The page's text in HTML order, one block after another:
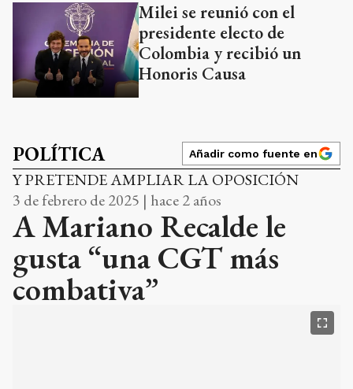
Milei se reunió con el
presidente electo de
Colombia y recibió un
Honoris Causa
POLÍTICA Añadir como fuente en
Y PRETENDE AMPLIAR LA OPOSICIÓN
3 de febrero de 2025 | hace 2 años
A Mariano Recalde le
gusta “una CGT más
combativa”